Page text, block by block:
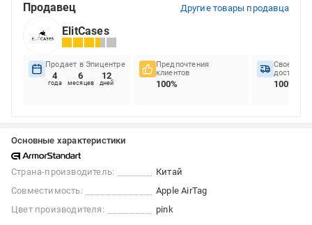
Продавец Другие товары продавца
ElitCases
Продает в Эпицентре
4
года
6
месяцев
12
дней
Предпочтения
клиентов
100%
доставок
100%
Основные характеристики
Страна-производитель:
Китай
Совместимость:
Apple AirTag
Цвет производителя:
pink